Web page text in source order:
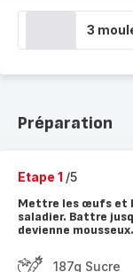
3
Préparation
Etape 1 /5
Mettre les œufs et
saladier. Battre
devienne mousseux.
187g Sucre